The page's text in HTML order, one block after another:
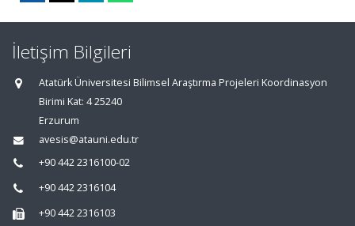
İletişim Bilgileri
Atatürk Üniversitesi Bilimsel Araştırma Projeleri Koordinasyon
Birimi Kat: 4 25240
Erzurum
avesis@atauni.edu.tr
+90 442 2316100-02
+90 442 2316104
+90 442 2316103